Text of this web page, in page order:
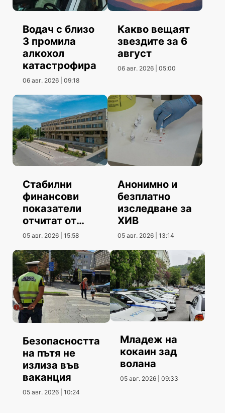
Водач с близо
3 промила
алкохол
катастрофира
06 авг. 2026 | 09:18
Какво вещаят
звездите за 6
август
06 авг. 2026 | 05:00
Стабилни
финансови
показатели
отчитат от
Община
05 авг. 2026 | 15:58
Анонимно и
безплатно
изследване за
ХИВ
05 авг. 2026 | 13:14
Безопасността
на пътя не
излиза във
ваканция
05 авг. 2026 | 10:24
Младеж на
кокаин зад
волана
05 авг. 2026 | 09:33